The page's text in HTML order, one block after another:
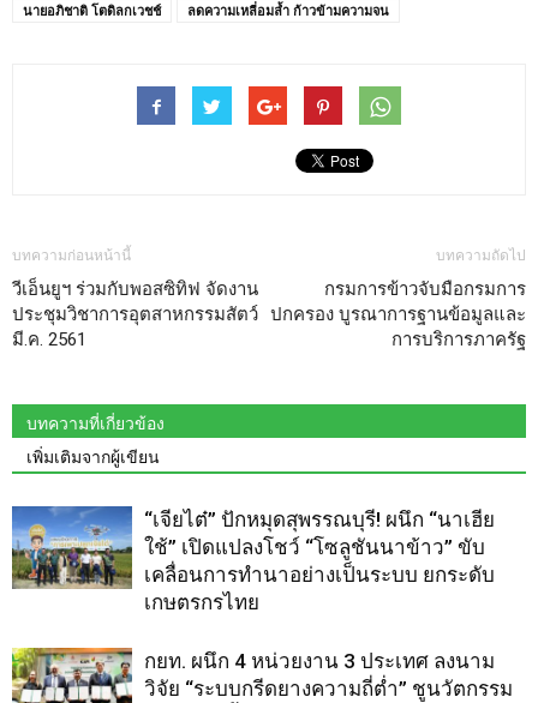
นายอภิชาติ โตดิลกเวชช์
ลดความเหลี่อมล้ำ ก้าวข้ามความจน
บทความก่อนหน้านี้
วีเอ็นยูฯ ร่วมกับพอสซิทิฟ จัดงาน
ประชุมวิชาการอุตสาหกรรมสัตว์
มี.ค. 2561
บทความถัดไป
กรมการข้าวจับมือกรมการ
ปกครอง บูรณาการฐานข้อมูลและ
การบริการภาครัฐ
บทความที่เกี่ยวข้อง
เพิ่มเติมจากผู้เขียน
“เจียไต๋” ปักหมุดสุพรรณบุรี! ผนึก “นาเฮีย
ใช้” เปิดแปลงโชว์ “โซลูชันนาข้าว” ขับ
เคลื่อนการทำนาอย่างเป็นระบบ ยกระดับ
เกษตรกรไทย
กยท. ผนึก 4 หน่วยงาน 3 ประเทศ ลงนาม
วิจัย “ระบบกรีดยางความถี่ต่ำ” ชูนวัตกรรม